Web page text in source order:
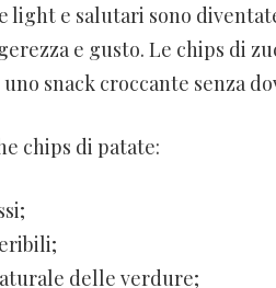
e salutari sono
e gusto. Le chips di
snack croccante senza
chips di patate:
delle verdure;